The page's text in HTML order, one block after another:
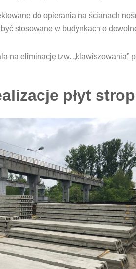
do opierania na ścianach
być stosowane w budynkach o
na eliminację tzw.
płyt